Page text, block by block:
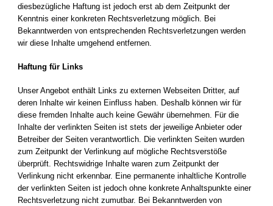
diesbezügliche Haftung ist jedoch erst ab dem Zeitpunkt der
Kenntnis einer konkreten Rechtsverletzung möglich. Bei
Bekanntwerden von entsprechenden Rechtsverletzungen werden
wir diese Inhalte umgehend entfernen.
Haftung für Links
Unser Angebot enthält Links zu externen Webseiten Dritter, auf
deren Inhalte wir keinen Einfluss haben. Deshalb können wir für
diese fremden Inhalte auch keine Gewähr übernehmen. Für die
Inhalte der verlinkten Seiten ist stets der jeweilige Anbieter oder
Betreiber der Seiten verantwortlich. Die verlinkten Seiten wurden
zum Zeitpunkt der Verlinkung auf mögliche Rechtsverstöße
überprüft. Rechtswidrige Inhalte waren zum Zeitpunkt der
Verlinkung nicht erkennbar. Eine permanente inhaltliche Kontrolle
der verlinkten Seiten ist jedoch ohne konkrete Anhaltspunkte einer
Rechtsverletzung nicht zumutbar. Bei Bekanntwerden von